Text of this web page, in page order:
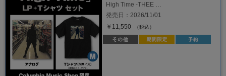
High Time -THEE …
発売日：2026/11/01
￥11,550
（税込）